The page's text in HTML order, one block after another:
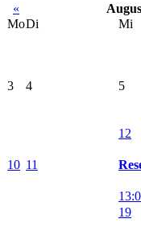
«
MoDi Mi
3 4 5
10 11
12
19